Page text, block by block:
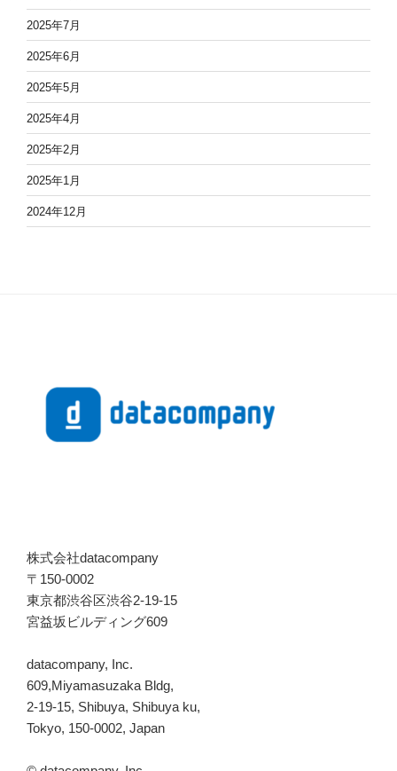
2025年7月
2025年6月
2025年5月
2025年4月
2025年2月
2025年1月
2024年12月
株式会社datacompany
〒150-0002
東京都渋谷区渋谷2-19-15
宮益坂ビルディング609
datacompany, Inc.
609,Miyamasuzaka Bldg,
2-19-15, Shibuya, Shibuya ku,
Tokyo, 150-0002, Japan